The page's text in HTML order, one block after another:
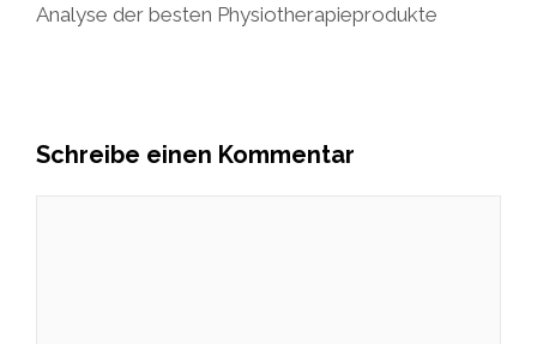
Analyse der besten Physiotherapieprodukte
Schreibe einen Kommentar